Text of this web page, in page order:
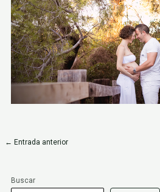
← Entrada anterior
Buscar